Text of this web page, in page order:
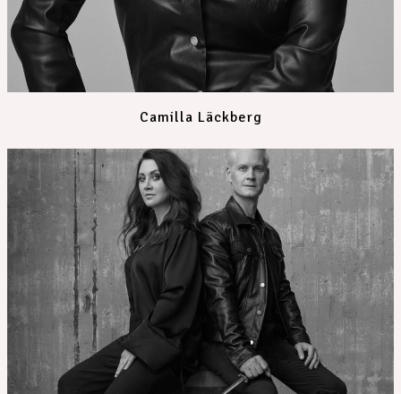
Camilla Läckberg